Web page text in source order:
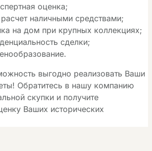
оценка;
наличными средствами;
на дом при крупных коллекциях;
сделки;
выгодно реализовать Ваши
Обратитесь в нашу компанию
скупки и получите
Ваших исторических